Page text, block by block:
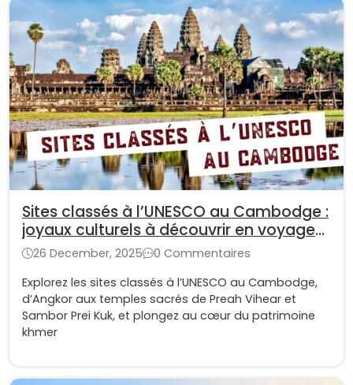
Sites classés à l’UNESCO au Cambodge :
joyaux culturels à découvrir en voyage
au Cambodge
26 December, 2025
0 Commentaires
Explorez les sites classés à l’UNESCO au Cambodge,
d’Angkor aux temples sacrés de Preah Vihear et
Sambor Prei Kuk, et plongez au cœur du patrimoine
khmer